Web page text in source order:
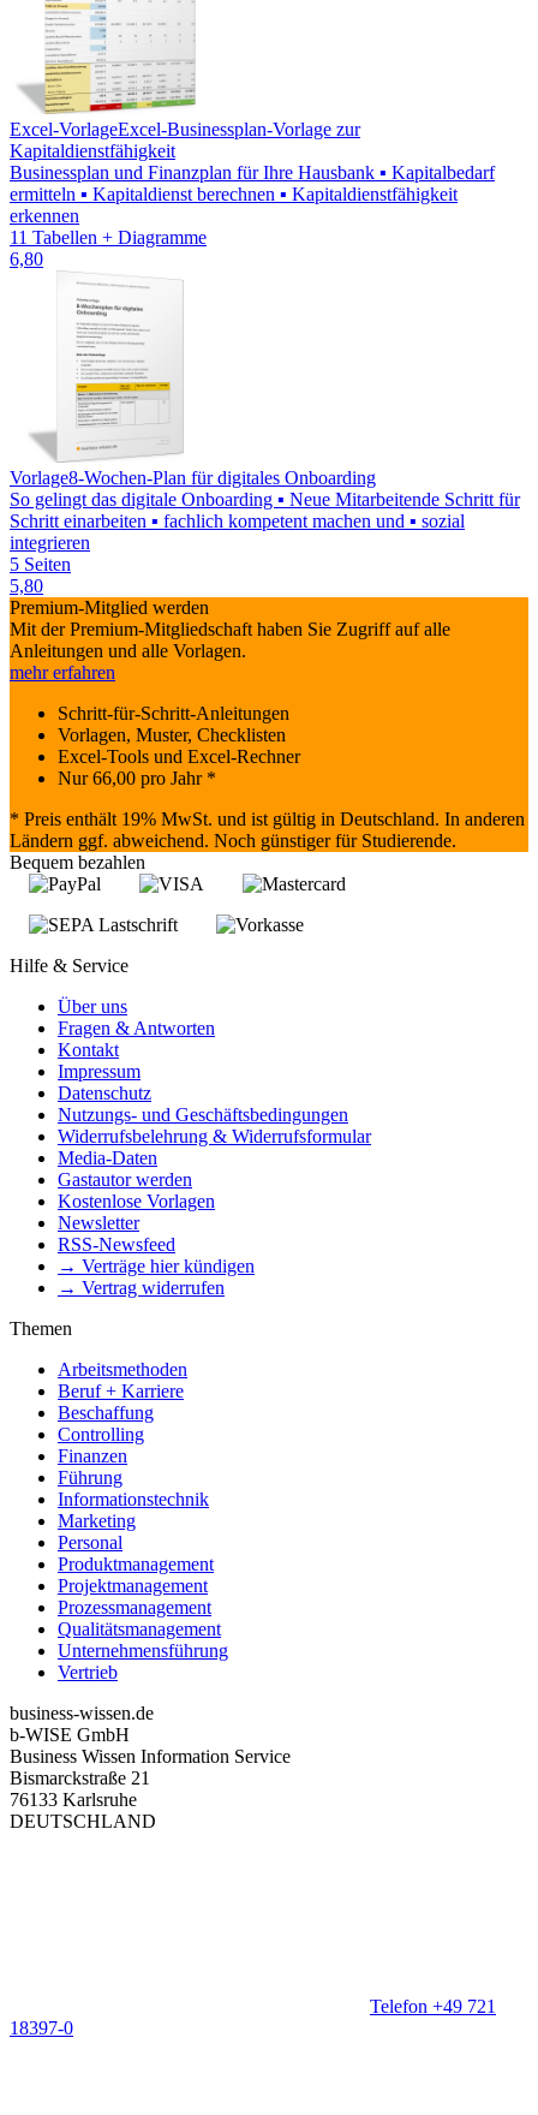
Excel-VorlageExcel-Businessplan-Vorlage zur
Kapitaldienstfähigkeit
Businessplan und Finanzplan für Ihre Hausbank ▪ Kapitalbedarf
ermitteln ▪ Kapitaldienst berechnen ▪ Kapitaldienstfähigkeit
erkennen
11 Tabellen + Diagramme
6,80
Vorlage8-Wochen-Plan für digitales Onboarding
So gelingt das digitale Onboarding ▪ Neue Mitarbeitende Schritt für
Schritt einarbeiten ▪ fachlich kompetent machen und ▪ sozial
integrieren
5 Seiten
5,80
Premium-Mitglied werden
Mit der Premium-Mitgliedschaft haben Sie Zugriff auf alle
Anleitungen und alle Vorlagen.
mehr erfahren
Schritt-für-Schritt-Anleitungen
Vorlagen, Muster, Checklisten
Excel-Tools und Excel-Rechner
Nur66,00 pro Jahr *
* Preis enthält 19% MwSt. und ist gültig in Deutschland. In anderen
Ländern ggf. abweichend. Noch günstiger für Studierende.
Bequem bezahlen
Hilfe & Service
Über uns
Fragen & Antworten
Kontakt
Impressum
Datenschutz
Nutzungs- und Geschäftsbedingungen
Widerrufsbelehrung & Widerrufsformular
Media-Daten
Gastautor werden
Kostenlose Vorlagen
Newsletter
RSS-Newsfeed
→ Verträge hier kündigen
→ Vertrag widerrufen
Themen
Arbeitsmethoden
Beruf + Karriere
Beschaffung
Controlling
Finanzen
Führung
Informationstechnik
Marketing
Personal
Produktmanagement
Projektmanagement
Prozessmanagement
Qualitätsmanagement
Unternehmensführung
Vertrieb
business-wissen.de
b-WISE GmbH
Business Wissen Information Service
Bismarckstraße 21
76133 Karlsruhe
DEUTSCHLAND
Telefon +49 721
18397-0